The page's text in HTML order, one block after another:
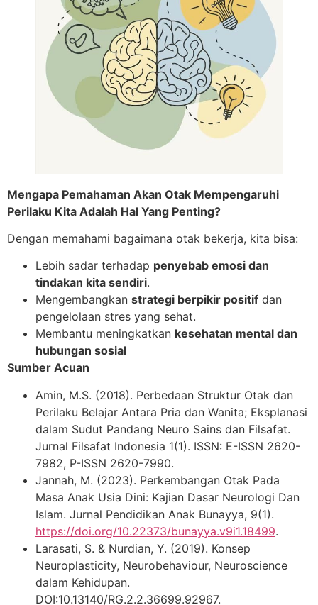
Mengapa Pemahaman Akan Otak Mempengaruhi
Perilaku Kita Adalah Hal Yang Penting?
Dengan memahami bagaimana otak bekerja, kita bisa:
Lebih sadar terhadap penyebab emosi dan
tindakan kita sendiri.
Mengembangkan strategi berpikir positif dan
pengelolaan stres yang sehat.
Membantu meningkatkan kesehatan mental dan
hubungan sosial
Sumber Acuan
Amin, M.S. (2018). Perbedaan Struktur Otak dan
Perilaku Belajar Antara Pria dan Wanita; Eksplanasi
dalam Sudut Pandang Neuro Sains dan Filsafat.
Jurnal Filsafat Indonesia 1(1). ISSN: E-ISSN 2620-
7982, P-ISSN 2620-7990.
Jannah, M. (2023). Perkembangan Otak Pada
Masa Anak Usia Dini: Kajian Dasar Neurologi Dan
Islam. Jurnal Pendidikan Anak Bunayya, 9(1).
https://doi.org/10.22373/bunayya.v9i1.18499.
Larasati, S. & Nurdian, Y. (2019). Konsep
Neuroplasticity, Neurobehaviour, Neuroscience
dalam Kehidupan.
DOI:10.13140/RG.2.2.36699.92967.